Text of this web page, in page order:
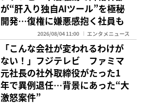
が“肝入り独自AIツール”を極秘
開発…復権に嫌悪感抱く社員も
2026/08/04 11:00 エンタメニュース
「こんな会社が変われるわけが
ない！」フジテレビ ファミマ
元社長の社外取締役がたった1
年で異例退任…背景にあった“大
激怒案件”